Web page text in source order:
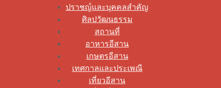
ปราชญ์และบุคคลสำคัญ
ศิลปวัฒนธรรม
สถานที่
อาหารอีสาน
เกษตรอีสาน
เทศกาลและประเพณี
เที่ยวอีสาน